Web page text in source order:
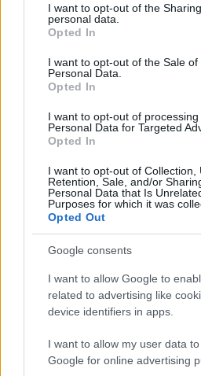
not limited to your visit or usage
grant or deny consent to Google
use your data for below specified
consent section.
I want to opt-out of the
personal data.
Opted In
I want to opt-out of the Sale of
Personal Data.
Opted In
I want to opt-out of processing
Personal Data for Targeted
Opted In
I want to opt-out of Collection,
Retention, Sale, and/or
Personal Data that Is
Purposes for which it was
Opted Out
Google consents
I want to allow Google to
related to advertising like
device identifiers in apps.
I want to allow my user data
Google for online advertising
Le ultime offerte di
Cumuli di rifiuti a
segnalazione dei
Incendi in Gallura,
furgoni: le indagini
È scontro tra